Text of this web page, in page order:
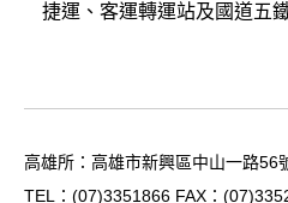
捷運、客運轉運站及國道五
高雄所：高雄市新興區中山一路56
TEL： (07)3351866 FAX：